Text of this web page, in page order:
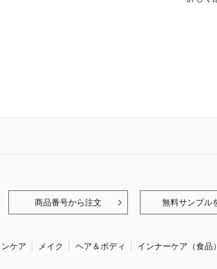
商品番号から注文 無料サンプル
ケア メイク ヘア＆ボディ インナーケア（食品）